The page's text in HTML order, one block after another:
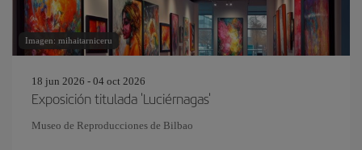
Imagen: mihaitarniceru
18 jun 2026 - 04 oct 2026
Exposición titulada 'Luciérnagas'
Museo de Reproducciones de Bilbao